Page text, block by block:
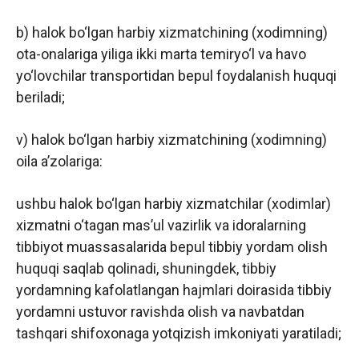
b) halok bo‘lgan harbiy xizmatchining (xodimning)
ota-onalariga yiliga ikki marta temiryo‘l va havo
yo‘lovchilar transportidan bepul foydalanish huquqi
beriladi;
v) halok bo‘lgan harbiy xizmatchining (xodimning)
oila a’zolariga:
ushbu halok bo‘lgan harbiy xizmatchilar (xodimlar)
xizmatni o‘tagan mas’ul vazirlik va idoralarning
tibbiyot muassasalarida bepul tibbiy yordam olish
huquqi saqlab qolinadi, shuningdek, tibbiy
yordamning kafolatlangan hajmlari doirasida tibbiy
yordamni ustuvor ravishda olish va navbatdan
tashqari shifoxonaga yotqizish imkoniyati yaratiladi;